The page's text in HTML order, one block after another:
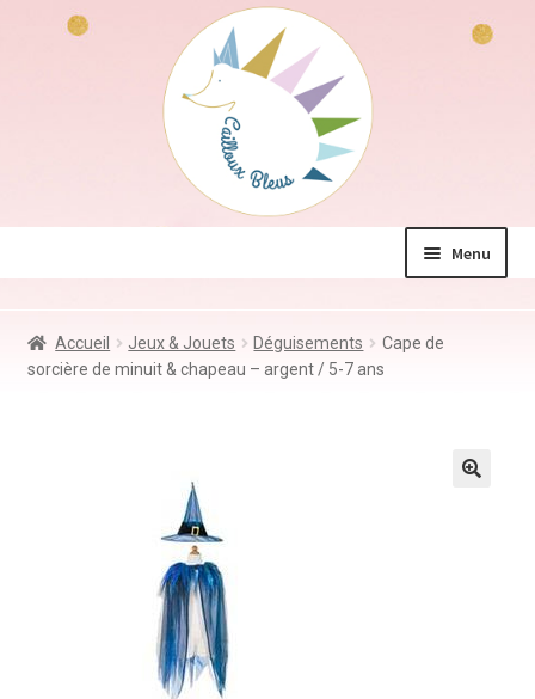
Menu
Jeux & Jouets
Accueil Jeux & Jouets Déguisements
Cape de
sorcière de minuit & chapeau – argent / 5-7 ans